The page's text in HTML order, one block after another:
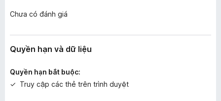
h
n
g
à
o
Chưa có đánh giá
Quyền hạn và dữ liệu
Quyền hạn bắt buộc:
Truy cập các thẻ trên trình duyệt